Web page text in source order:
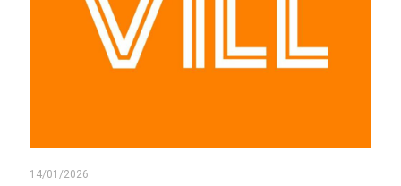
14/01/2026